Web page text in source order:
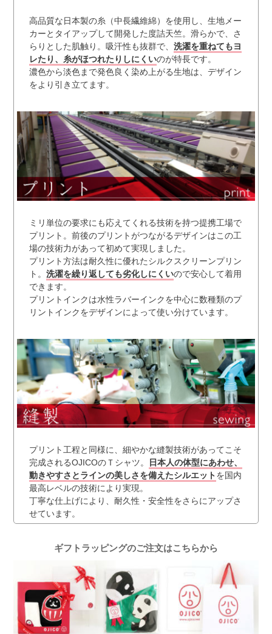
高品質な日本製の糸（中長繊維綿）を使用し、生地メー
カーとタイアップして開発した度詰天竺。滑らかで、さ
らりとした肌触り。吸汗性も抜群で、 洗濯を重ねてもヨ
レたり、糸がほつれたりしにくいのが特長です。
濃色から淡色まで発色良く染め上がる生地は、デザイン
をより引き立てます。
ミリ単位の要求にも応えてくれる技術を持つ提携工場で
プリント。前後のプリントがつながるデザインはこの工
場の技術力があって初めて実現しました。
プリント方法は耐久性に優れたシルクスクリーンプリン
ト。 洗濯を繰り返しても劣化しにくいので安心して着用
できます。
プリントインクは水性ラバーインクを中心に数種類のプ
リントインクをデザインによって使い分けています。
プリント工程と同様に、細やかな縫製技術があってこそ
完成されるOJICOのＴシャツ。
日本人の体型にあわせ、
動きやすさとラインの美しさを備えたシルエットを国内
最高レベルの技術により実現。
丁寧な仕上げにより、耐久性・安全性をさらにアップさ
せています。
ギフトラッピングのご注文はこちらから